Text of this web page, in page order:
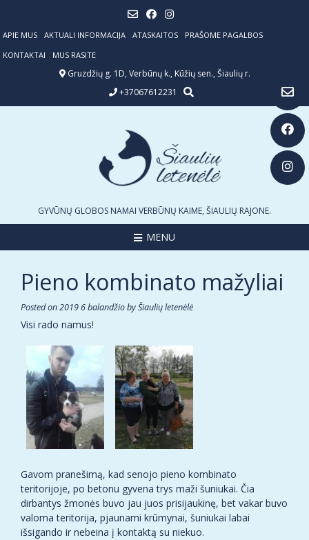
content
APIE MUS AKTUALI INFORMACIJA ATASKAITOS
PRAŠOME PAGALBOS
KONTAKTAI
MUS RASITE
Gruzdžių g. 1D, Verbūnų k., Kūžių sen., Šiaulių r.
+37067612231
GYVŪNŲ GLOBOS NAMAI VERBŪNŲ KAIME, ŠIAULIŲ RAJONE.
MENU
Pieno kombinato mažyliai
Posted on2019 6 balandžiobyŠiaulių letenėlė
Visi rado namus!
Gavom pranešimą, kad senojo pieno kombinato
teritorijoje, po betonu gyvena trys maži šuniukai. Čia
dirbantys žmonės buvo jau juos prisijaukinę, bet vakar buvo
valoma teritorija, pjaunami krūmynai, šuniukai labai
išsigando ir nebeina į kontaktą su niekuo.